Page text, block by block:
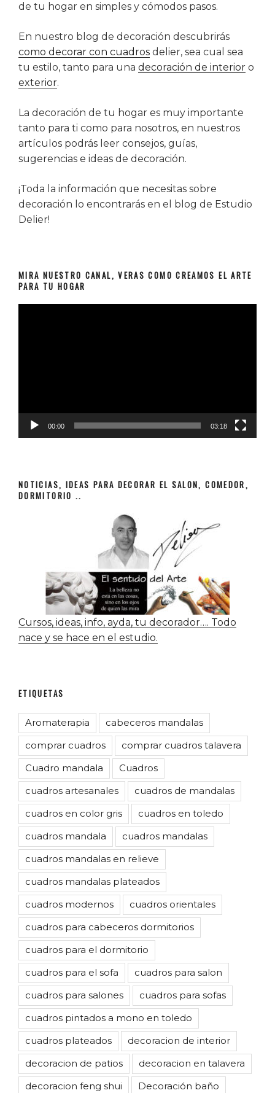
de tu hogar en simples y cómodos pasos.
En nuestro blog de decoración descubrirás
como decorar con cuadros delier, sea cual sea
tu estilo, tanto para una decoración de interior o
exterior.
La decoración de tu hogar es muy importante
tanto para ti como para nosotros, en nuestros
artículos podrás leer consejos, guías,
sugerencias e ideas de decoración.
¡Toda la información que necesitas sobre
decoración lo encontrarás en el blog de Estudio
Delier!
MIRA NUESTRO CANAL, VERAS COMO CREAMOS EL ARTE
PARA TU HOGAR
00:00 03:18
NOTICIAS, IDEAS PARA DECORAR EL SALON, COMEDOR,
DORMITORIO ..
Cursos, ideas, info, ayda, tu decorador…. Todo
nace y se hace en el estudio.
ETIQUETAS
Aromaterapia
cabeceros mandalas
comprar cuadros
comprar cuadros talavera
Cuadro mandala
Cuadros
cuadros artesanales
cuadros de mandalas
cuadros en color gris
cuadros en toledo
cuadros mandala
cuadros mandalas
cuadros mandalas en relieve
cuadros mandalas plateados
cuadros modernos
cuadros orientales
cuadros para cabeceros dormitorios
cuadros para el dormitorio
cuadros para el sofa
cuadros para salon
cuadros para salones
cuadros para sofas
cuadros pintados a mono en toledo
cuadros plateados
decoracion de interior
decoracion de patios
decoracion en talavera
decoracion feng shui
Decoración baño